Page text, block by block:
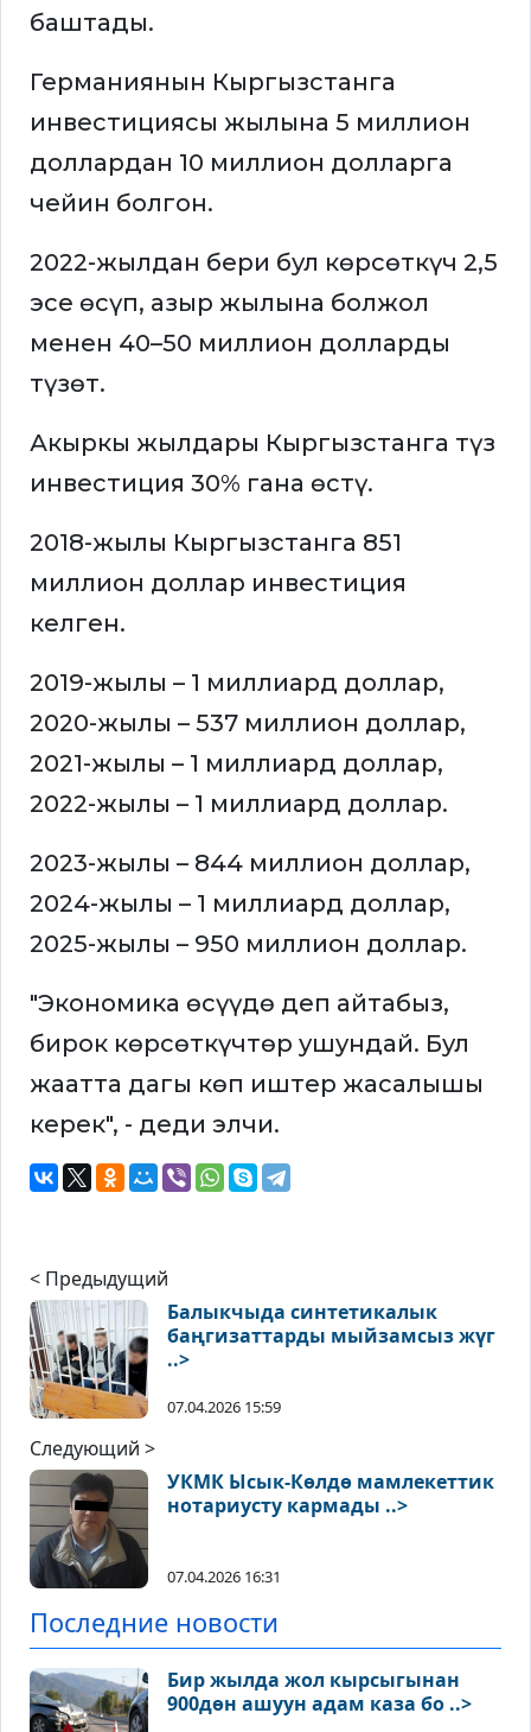
баштады.
Германиянын Кыргызстанга
инвестициясы жылына 5 миллион
доллардан 10 миллион долларга
чейин болгон.
2022-жылдан бери бул көрсөткүч 2,5
эсе өсүп, азыр жылына болжол
менен 40–50 миллион долларды
түзөт.
Акыркы жылдары Кыргызстанга түз
инвестиция 30% гана өстү.
2018-жылы Кыргызстанга 851
миллион доллар инвестиция
келген.
2019-жылы – 1 миллиард доллар,
2020-жылы – 537 миллион доллар,
2021-жылы – 1 миллиард доллар,
2022-жылы – 1 миллиард доллар.
2023-жылы – 844 миллион доллар,
2024-жылы – 1 миллиард доллар,
2025-жылы – 950 миллион доллар.
"Экономика өсүүдө деп айтабыз,
бирок көрсөткүчтөр ушундай. Бул
жаатта дагы көп иштер жасалышы
керек", - деди элчи.
< Предыдущий
Балыкчыда синтетикалык
баңгизаттарды мыйзамсыз жүг
..>
07.04.2026 15:59
Следующий >
УКМК Ысык-Көлдө мамлекеттик
нотариусту кармады ..>
07.04.2026 16:31
Последние новости
Бир жылда жол кырсыгынан
900дөн ашуун адам каза бо ..>